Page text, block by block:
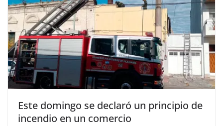
Este domingo se declaró un principio de
incendio en un comercio